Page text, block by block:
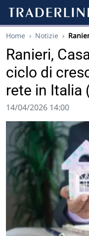
Home › Notizie ›
Ranieri,
ciclo di
rete in Italia
14/04/2026 14:00